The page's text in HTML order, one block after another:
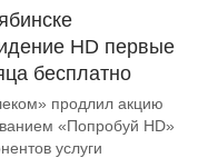
HD первые
бесплатно
продлил акцию
«Попробуй HD»
услуги